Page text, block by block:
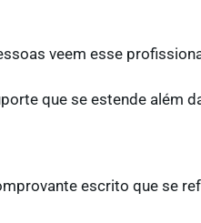
veem esse
que se estende além
escrito que se